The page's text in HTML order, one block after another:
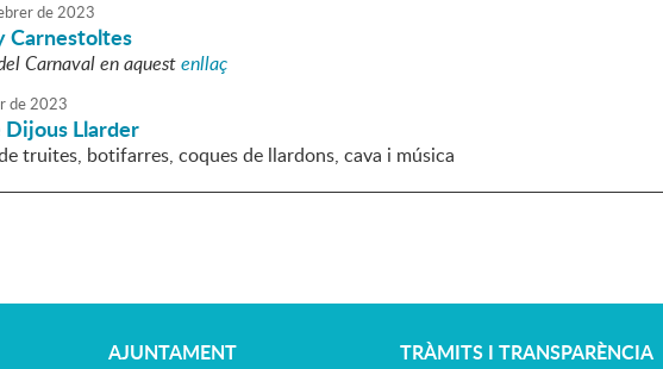
de2023
Carnestoltes
Carnaval en aquestenllaç
de2023
Llarder
truites, botifarres, coques de llardons, cava i música
AJUNTAMENT TRÀMITS I TRANSPARÈNCIA